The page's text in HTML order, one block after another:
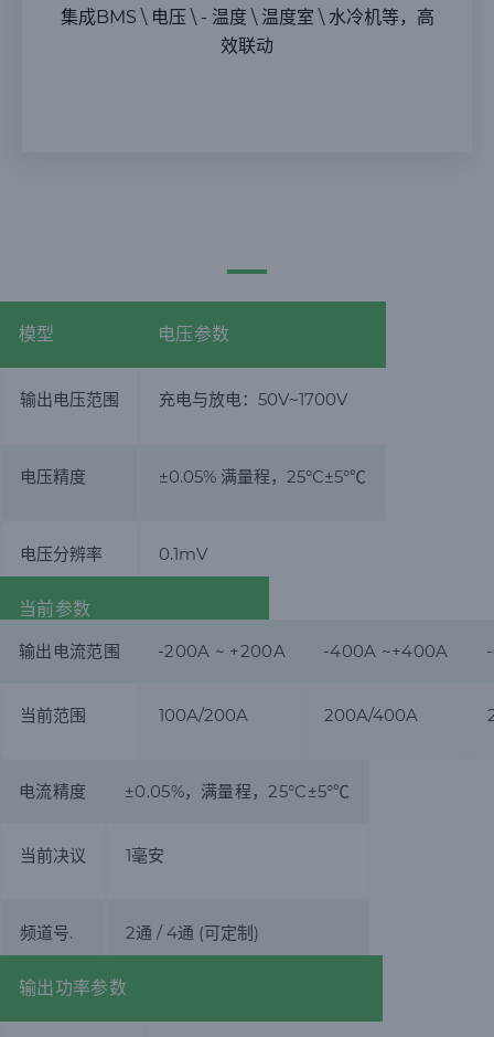
集成BMS \ 电压 \ - 温度 \ 温度室 \ 水冷机等，高
效联动
模型 电压参数
输出电压范围 充电与放电：50V~1700V
电压精度 ±0.05% 满量程，25°C±5°℃
电压分辨率 0.1mV
当前参数
输出电流范围
-200A ~ +200A -400A ~+400A
当前范围 100A/200A 200A/400A
电流精度 ±0.05%，满量程，25°C±5°℃
当前决议 1毫安
频道号. 2通 / 4通 (可定制)
输出功率参数